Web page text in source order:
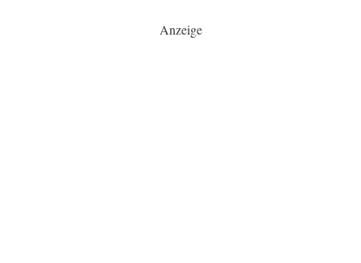
Anzeige